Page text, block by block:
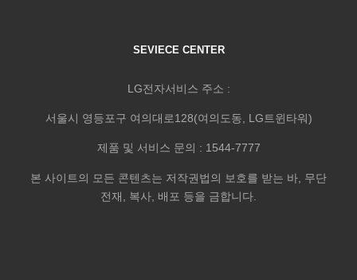
SEVIECE CENTER
LG전자서비스 주소 :
서울시 영등포구 여의대로128(여의도동, LG트윈타워)
제품 및 서비스 문의 : 1544-7777
본 사이트의 모든 콘텐츠는 저작권법의 보호를 받는 바, 무단
전재, 복사, 배포 등을 금합니다.